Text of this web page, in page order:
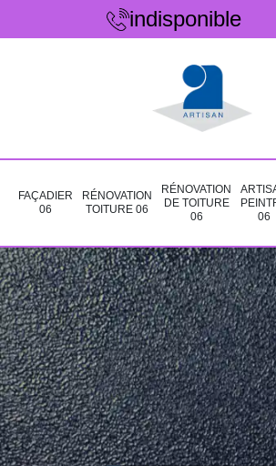
indisponible
FAÇADIER
06
RÉNOVATION
TOITURE 06
RÉNOVATION
DE TOITURE
06
06